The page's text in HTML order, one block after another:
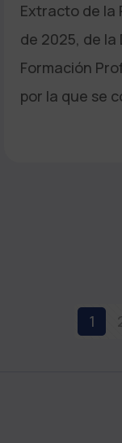
Extracto de la
de 2025, de
Formación
por la que se
1